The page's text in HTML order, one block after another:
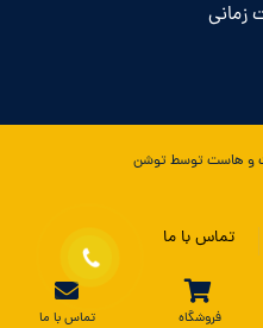
زمانی
و هاست توسط توشن
تماس با ما
فروشگاه تماس با ما